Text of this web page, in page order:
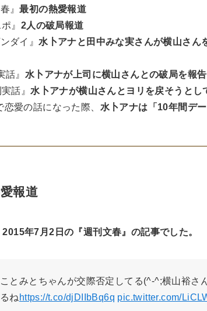
』最初の熱愛報道
』 2人の破局報道
ダイ』 水卜アナと田中みな実さんが横山さん
話』 水卜アナが上司に横山さんとの破局を報
話』 水卜アナが横山さんとヨリを戻そうとし
愛の話になった際、 水卜アナは「10年間デ
報道
年7月2日の『週刊文春』の記事でした。
とみとちゃんが交際否定してる(^-^;横山裕さ
ね https://t.co/djDIIbBq6q pic.twitter.com/